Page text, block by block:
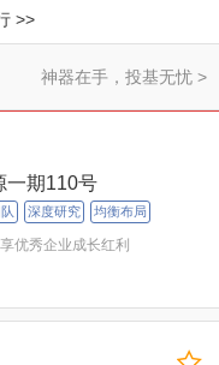
>>
神器在手，投基无忧 >
一期110号
深度研究 均衡布局
优秀企业成长红利